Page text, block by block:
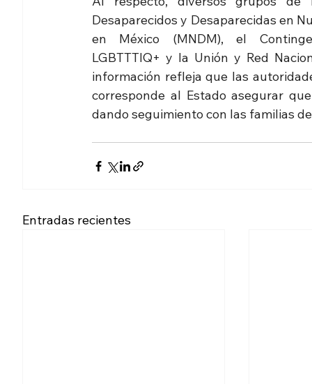
Desaparecidos y Desaparecidas en
en México (MNDM), el
LGBTTTIQ+ y la Unión y Red
información refleja que las
corresponde al Estado asegurar
dando seguimiento con las familias
Entradas recientes